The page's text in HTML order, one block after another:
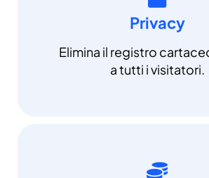
Privacy
Elimina il registro
a tutti i visitatori.